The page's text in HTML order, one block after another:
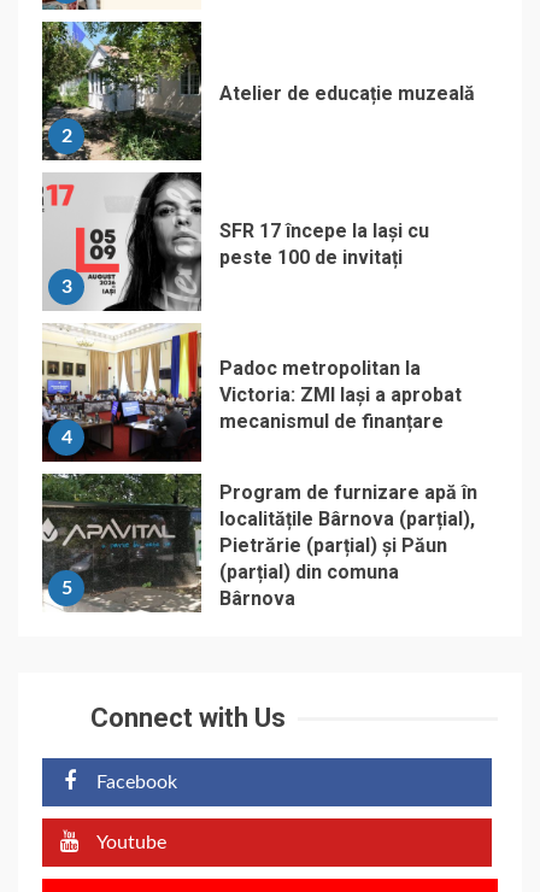
2
Atelier de educație muzeală
3
SFR 17 începe la Iași cu
peste 100 de invitați
4
Padoc metropolitan la
Victoria: ZMI Iași a aprobat
mecanismul de finanțare
5
Program de furnizare apă în
localitățile Bârnova (parțial),
Pietrărie (parțial) și Păun
(parțial) din comuna
Bârnova
Connect with Us
Facebook
Youtube